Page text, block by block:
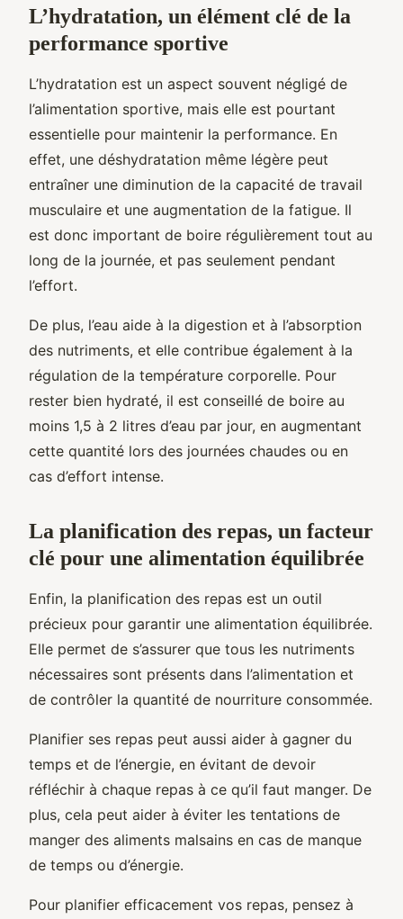
L’hydratation, un élément clé de la
performance sportive
L’hydratation est un aspect souvent négligé de
l’alimentation sportive, mais elle est pourtant
essentielle pour maintenir la performance. En
effet, une déshydratation même légère peut
entraîner une diminution de la capacité de travail
musculaire et une augmentation de la fatigue. Il
est donc important de boire régulièrement tout au
long de la journée, et pas seulement pendant
l’effort.
De plus, l’eau aide à la digestion et à l’absorption
des nutriments, et elle contribue également à la
régulation de la température corporelle. Pour
rester bien hydraté, il est conseillé de boire au
moins 1,5 à 2 litres d’eau par jour, en augmentant
cette quantité lors des journées chaudes ou en
cas d’effort intense.
La planification des repas, un facteur
clé pour une alimentation équilibrée
Enfin, la planification des repas est un outil
précieux pour garantir une alimentation équilibrée.
Elle permet de s’assurer que tous les nutriments
nécessaires sont présents dans l’alimentation et
de contrôler la quantité de nourriture consommée.
Planifier ses repas peut aussi aider à gagner du
temps et de l’énergie, en évitant de devoir
réfléchir à chaque repas à ce qu’il faut manger. De
plus, cela peut aider à éviter les tentations de
manger des aliments malsains en cas de manque
de temps ou d’énergie.
Pour planifier efficacement vos repas, pensez à